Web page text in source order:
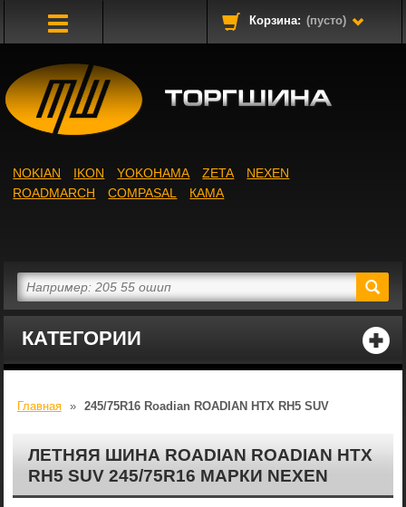
Корзина: (пусто)
КАТЕГОРИИ
NOKIAN IKON YOKOHAMA ZETA
NEXEN
ROADMARCH
COMPASAL КАМА
Главная » 245/75R16 Roadian ROADIAN HTX RH5 SUV
ЛЕТНЯЯ ШИНА ROADIAN ROADIAN HTX
RH5 SUV 245/75R16 МАРКИ NEXEN